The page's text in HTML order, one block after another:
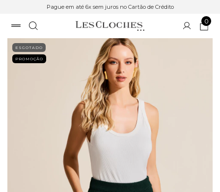
Pague em até 6x sem juros no Cartão de Crédito
0
ESGOTADO
PROMOÇÃO